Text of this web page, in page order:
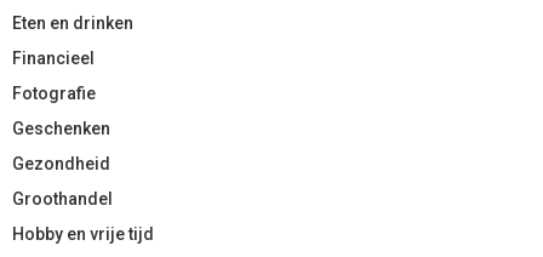
Eten en drinken
Financieel
Fotografie
Geschenken
Gezondheid
Groothandel
Hobby en vrije tijd